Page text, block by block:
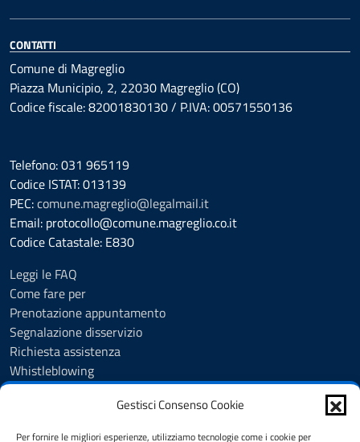
Gestisci Consenso Cookie
Per fornire le migliori esperienze, utilizziamo tecnologie come i cookie per
CONTATTI
Comune di Magreglio
Piazza Municipio, 2, 22030 Magreglio (CO)
Codice fiscale: 82001830130 / P.IVA: 00571550136
Telefono: 031 965119
Codice ISTAT: 013139
PEC:comune.magreglio@legalmail.it
Email: protocollo@comune.magreglio.co.it
Codice Catastale: E830
Leggi le FAQ
Come fare per
Prenotazione appuntamento
Segnalazione disservizio
Richiesta assistenza
Whistleblowing
Albo Pretorio
Amministrazione trasparente